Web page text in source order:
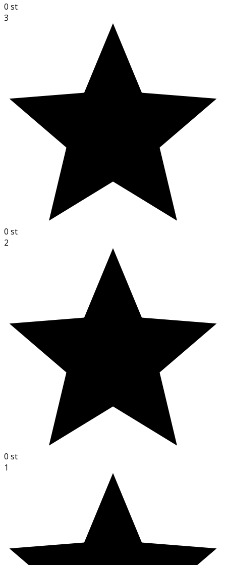
0 st
3
0 st
2
0 st
1